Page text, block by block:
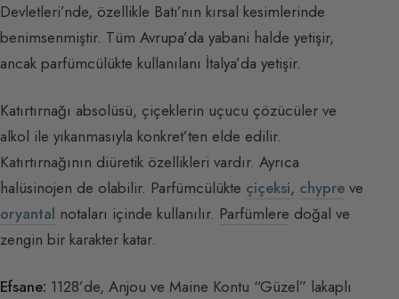
Devletleri’nde, özellikle Batı’nın kırsal kesimlerinde
benimsenmiştir. Tüm Avrupa’da yabani halde yetişir,
ancak parfümcülükte kullanılanı İtalya’da yetişir.
Katırtırnağı absolüsü, çiçeklerin uçucu çözücüler ve
alkol ile yıkanmasıyla konkret’ten elde edilir.
Katırtırnağının diüretik özellikleri vardır. Ayrıca
halüsinojen de olabilir. Parfümcülükte çiçeksi, chypre ve
oryantal notaları içinde kullanılır. Parfümlere doğal ve
zengin bir karakter katar.
Efsane: 1128’de, Anjou ve Maine Kontu “Güzel” lakaplı